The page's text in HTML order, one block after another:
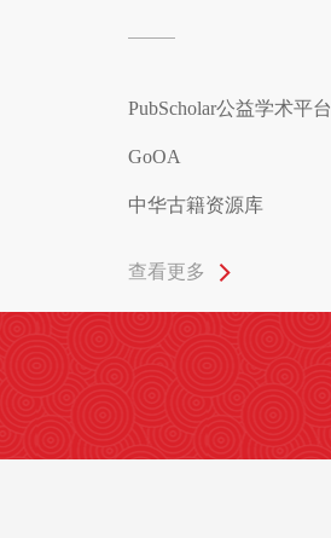
PubScholar公益学术平台
GoOA
中华古籍资源库
查看更多